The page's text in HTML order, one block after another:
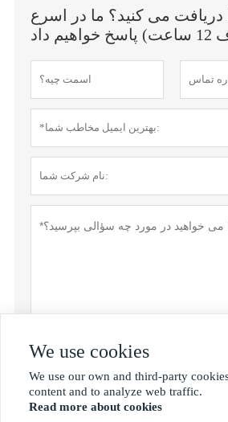
دریافت می کنید؟ ما در اسرع
داد
We use cookies
We use our own and third-party
content and to analyze web traffic.
Read more about cookies